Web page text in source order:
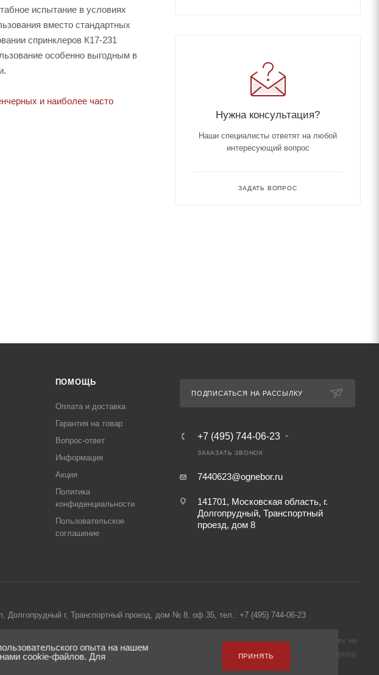
испытание в условиях
вместо стандартных
спринклеров К17-231
особенно выгодным в
и наиболее часто
Нужна консультация?
Наши специалисты ответят на любой
интересующий вопрос
ЗАДАТЬ ВОПРОС
ПОМОЩЬ
Оплата и доставка
Гарантия на товар
Вопрос-ответ
Информация
Акция
Политика
конфиденциальности
Пользовательское
соглашение
ПОДПИСАТЬСЯ НА РАССЫЛКУ
+7 (495) 744-06-23
ЗАКАЗАТЬ ЗВОНОК
7440623@ognebor.ru
141701, Московская область, г.
Долгопрудный, Транспортный
проезд, дом 8
г, Транспортный проезд, дом № 8, оф.35, тел.: +7 (495) 744-06-23
на нём, носит исключительно информационный характер и ни при каких условиях не
получения подробной информации о наличии и стоимости указанных товаров и (или)
по телефону 8 (495) 744-06-23 для регионов бесплатный номер 8-800-250-06-23
опыта на нашем
cookie-файлов. Для
ПРИНЯТЬ